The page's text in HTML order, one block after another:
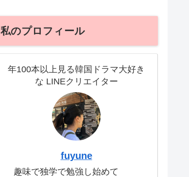
私のプロフィール
年100本以上見る韓国ドラマ大好き
な LINEクリエイター
fuyune
趣味で独学で勉強し始めて